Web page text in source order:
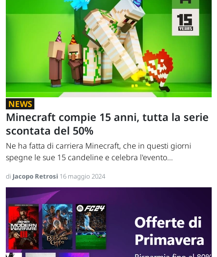
NEWS
Minecraft compie 15 anni, tutta la serie
scontata del 50%
Ne ha fatta di carriera Minecraft, che in questi giorni
spegne le sue 15 candeline e celebra l'evento...
di Jacopo Retrosi 16 maggio 2024